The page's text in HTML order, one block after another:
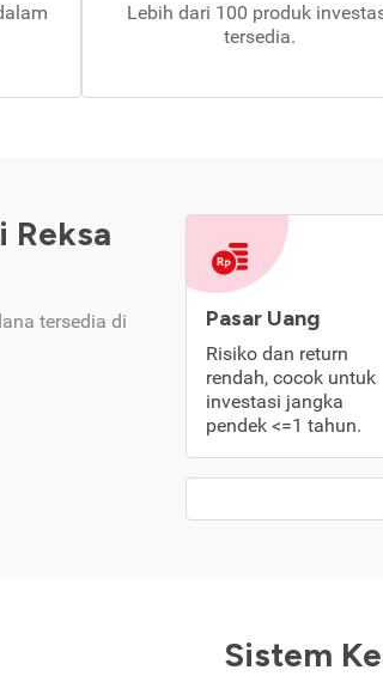
Lebih dari 100 produk
tersedia.
Reksa
tersedia di
Pasar Uang
Risiko dan return
rendah, cocok untuk
investasi jangka
pendek <=1 tahun.
Sistem